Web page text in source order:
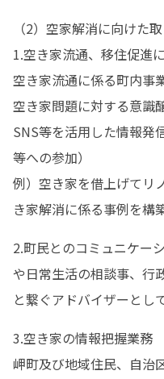
（2）空家解消に向けた
1.空き家流通、移住促進
空き家流通に係る町内事
空き家問題に対する意識
SNS等を活用した情報発
等への参加）
例）空き家を借上げてリ
き家解消に係る事例を構
2.町民とのコミュニケー
や日常生活の相談事、行
と繋ぐアドバイザーとし
3.空き家の情報把握業務
岬町及び地域住民、自治